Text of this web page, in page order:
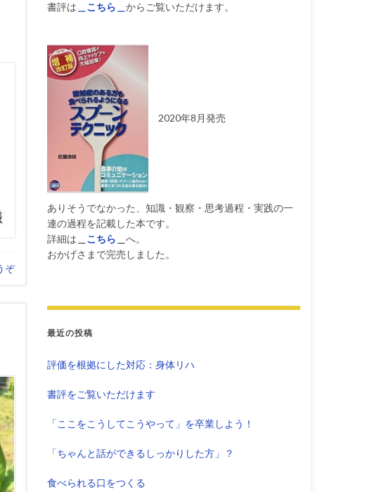
ぞ
書評は ＿こちら＿ からご覧いただけます。
2020年8月発売
ありそうでなかった、知識・観察・思考過程・実践の一
連の過程を記載した本です。
詳細は
こちら
へ。
おかげさまで完売しました。
最近の投稿
評価を根拠にした対応：身体リハ
書評をご覧いただけます
「ここをこうしてこうやって」を卒業しよう！
「ちゃんと話ができるしっかりした方」？
食べられる口をつくる